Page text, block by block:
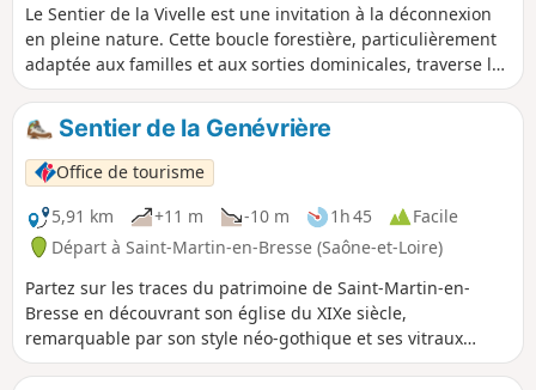
Le Sentier de la Vivelle est une invitation à la déconnexion
en pleine nature. Cette boucle forestière, particulièrement
adaptée aux familles et aux sorties dominicales, traverse le
Bois de Guerfand. Le parcours est ombragé et plat, ce qui le
rend accessible à tous les niveaux, y compris aux jeunes
enfants. C'est un itinéraire idéal pour découvrir la flore
locale, et profiter du calme d'un massif forestier préservé.
Sentier de la Genévrière
Office de tourisme
5,91 km
+11 m -10 m 1h 45
Facile
Départ à Saint-Martin-en-Bresse (Saône-et-Loire)
Partez sur les traces du patrimoine de Saint-Martin-en-
Bresse en découvrant son église du XIXe siècle,
remarquable par son style néo-gothique et ses vitraux
colorés, ainsi que l’ancienne gare, autrefois centre